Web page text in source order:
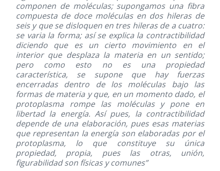
componen de moléculas; supongamos una fibra
compuesta de doce moléculas en dos hileras de
seis y que se disloquen en tres hileras de a cuatro:
se varia la forma; así se explica la contractibilidad
diciendo que es un cierto movimiento en el
interior que desplaza la materia en un sentido;
pero como esto no es una propiedad
característica, se supone que hay fuerzas
encerradas dentro de los moléculas bajo las
formas de materia y que, en un momento dado, el
protoplasma rompe las moléculas y pone en
libertad la energía. Así pues, la contractibilidad
depende de una elaboración, pues esas materias
que representan la energía son elaboradas por el
protoplasma, lo que constituye su única
propiedad, propia, pues las otras, unión,
figurabilidad son físicas y comunes”